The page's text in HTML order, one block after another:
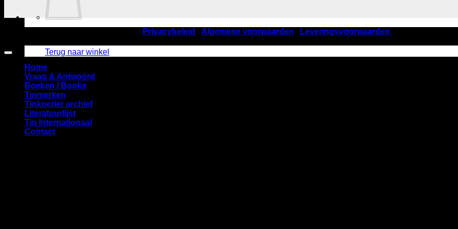
Geen producten in de winkelwagen.
Terug naar winkel
Privacybeleid Algemene voorwaarden Leveringsvoorwaarden
Home
Vraag & Antwoord
Boeken / Books
Tinmerken
Tinkoerier archief
Literatuurlijst
Tin Internationaal
Contact